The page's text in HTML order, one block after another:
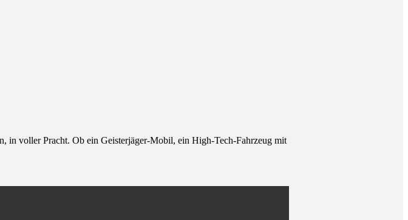
in voller Pracht. Ob ein Geisterjäger-Mobil, ein High-Tech-Fahrzeug mit